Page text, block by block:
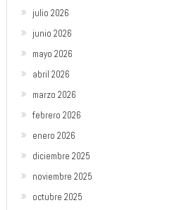
julio 2026
junio 2026
mayo 2026
abril 2026
marzo 2026
febrero 2026
enero 2026
diciembre 2025
noviembre 2025
octubre 2025